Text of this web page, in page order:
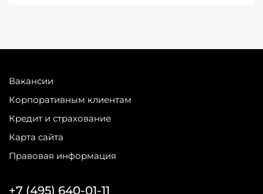
Вакансии
Корпоративным клиентам
Кредит и страхование
Карта сайта
Правовая информация
+7 (495) 640-01-11